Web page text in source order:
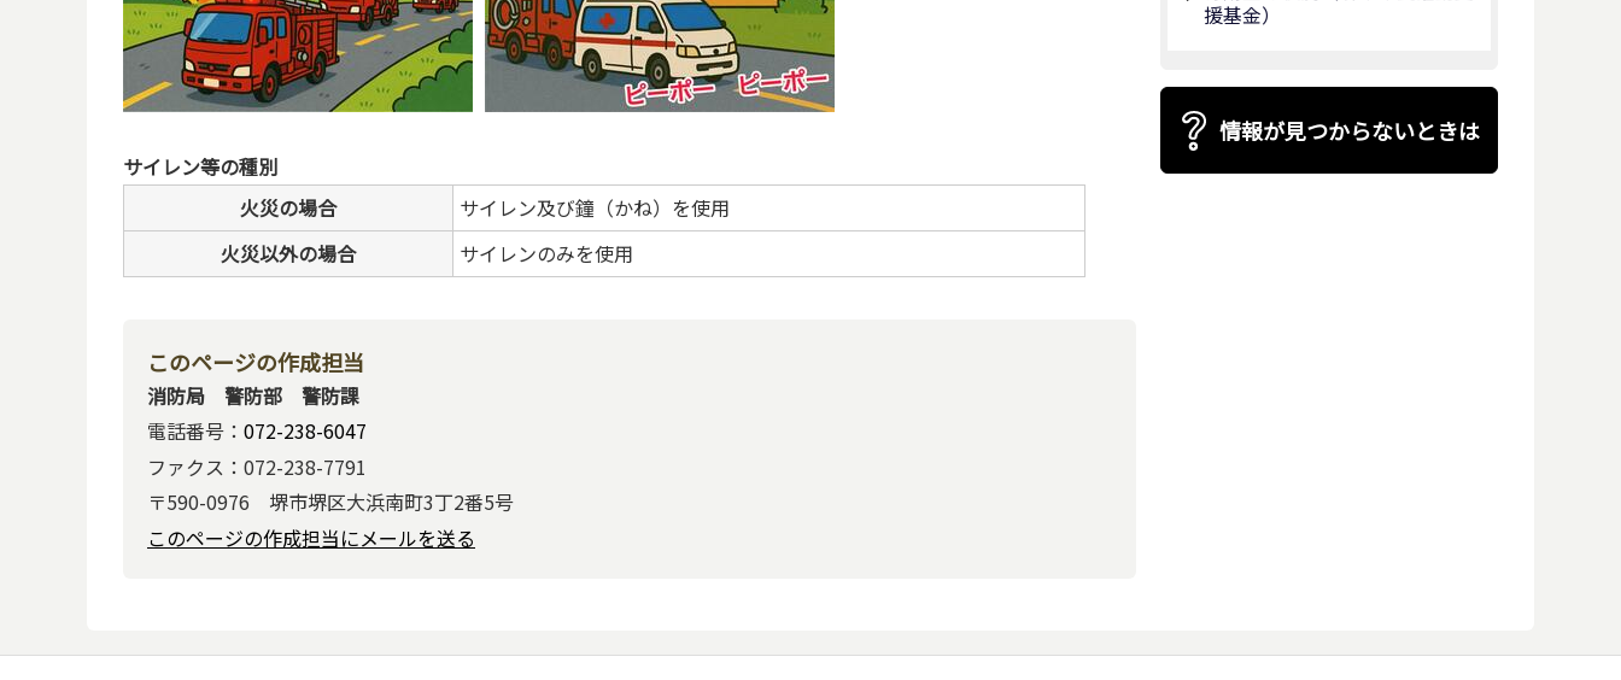
サイレン等の種別
火災の場合
サイレン及び鐘（かね）を使用
火災以外の場合
サイレンのみを使用
このページの作成担当
消防局 警防部 警防課
電話番号： 072-238-6047
ファクス：072-238-7791
〒590-0976 堺市堺区大浜南町3丁2番5号
このページの作成担当にメールを送る
援基金）
情報が見つからないときは